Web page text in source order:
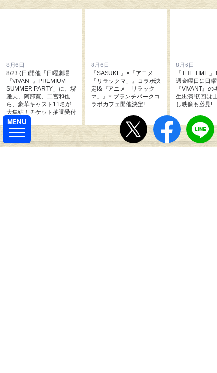
8月6日
8/23 (日)開催「日曜劇場
『VIVANT』PREMIUM
SUMMER PARTY」に、堺
雅人、阿部寛、二宮和也
ら、豪華キャスト11名が
大集結！チケット抽選受付
中！
8月6日
『SASUKE』×『アニメ
「リラックマ」』コラボ決
定!&『アニメ「リラック
マ」』× ブランチパークコ
ラボカフェ開催決定!
8月6日
『THE TIME,
週金曜日に日
『VIVANT』の
生出演!初回は
し映像も必見!